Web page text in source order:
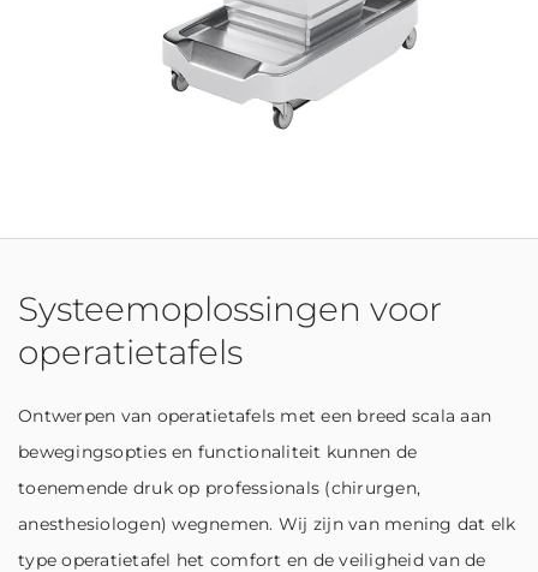
Systeemoplossingen voor
operatietafels
Ontwerpen van operatietafels met een breed scala aan
bewegingsopties en functionaliteit kunnen de
toenemende druk op professionals (chirurgen,
anesthesiologen) wegnemen. Wij zijn van mening dat elk
type operatietafel het comfort en de veiligheid van de